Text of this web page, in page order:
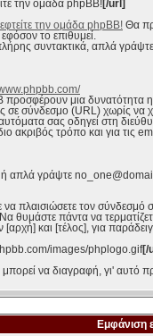
την ομάδα phpBB! [/url]
την ομάδα phpBB! Θα
το επιθυμεί.
συντακτικά, απλά
προσφέρουν μια δυνατότητα
σε σύνδεσμο (URL) χωρίς να
σας οδηγεί στη
ακριβός τρόπο και για τις
ή απλά γράψτε
πλαισιώσετε τον σύνδεσμό
Να θυμάστε πάντα να
[αρχή] και [τέλος], για
images/phplogo.gif[/
να διαγραφή, γι' αυτό
Εμφάνιση